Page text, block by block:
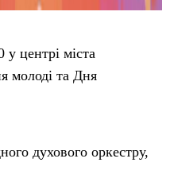
центрі міста
молоді та Дня
духового оркестру,